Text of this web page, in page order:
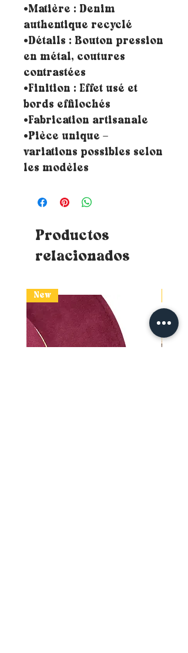
•Matière : Denim
authentique recyclé
•Détails : Bouton pression
en métal, coutures
contrastées
•Finition : Effet usé et
bords effilochés
•Fabrication artisanale
•Pièce unique –
variations possibles selon
les modèles
Productos
relacionados
New